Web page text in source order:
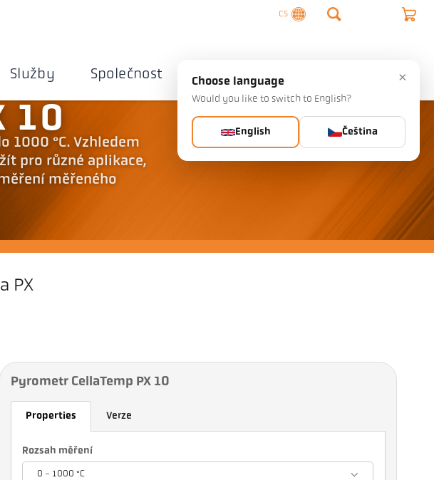
CS
Služby Společnost Kontaktujte nás
10
1000 °C. Vzhledem
pro různé aplikace,
měřeného
PX
Pyrometr CellaTemp PX 10
Properties Verze
Rozsah měření
0 - 1000 °C
×
Choose language
Would you like to switch to English?
English Čeština